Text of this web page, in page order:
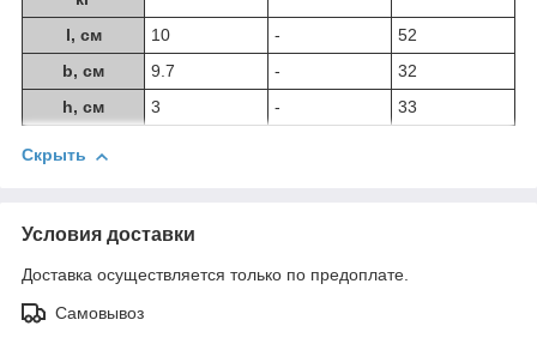
l, см 10 -
52
b, см
9.7 -
32
h, см
3 - 33
Скрыть
Условия доставки
Доставка осуществляется только по предоплате.
Самовывоз